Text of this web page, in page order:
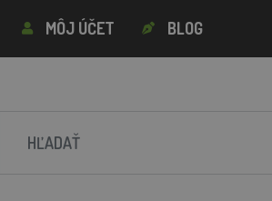
MÔJ ÚČET BLOG